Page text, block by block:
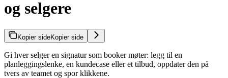
og selgere
Kopier sideKopier side
Gi hver selger en signatur som booker møter: legg til en
planleggingslenke, en kundecase eller et tilbud, oppdater den på
tvers av teamet og spor klikkene.